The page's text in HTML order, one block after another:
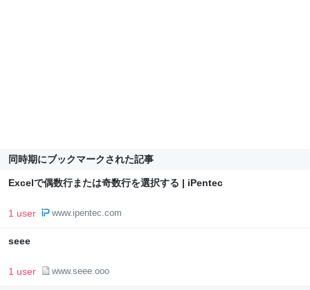
同時期にブックマークされた記事
Excelで偶数行または奇数行を選択する | iPentec
1 user www.ipentec.com
seee
1 user www.seee.ooo